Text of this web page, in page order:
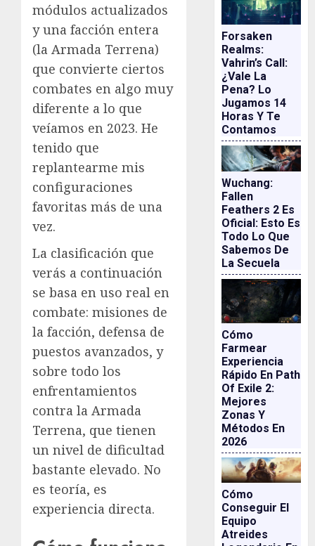
módulos actualizados
y una facción entera
(la Armada Terrena)
que convierte ciertos
combates en algo muy
diferente a lo que
veíamos en 2023. He
tenido que
replantearme mis
configuraciones
favoritas más de una
vez.
La clasificación que
verás a continuación
se basa en uso real en
combate: misiones de
la facción, defensa de
puestos avanzados, y
sobre todo los
enfrentamientos
contra la Armada
Terrena, que tienen
un nivel de dificultad
bastante elevado. No
es teoría, es
experiencia directa.
Forsaken
Realms:
Vahrin’s Call:
¿vale La
Pena? Lo
Jugamos 14
Horas Y Te
Contamos
Wuchang:
Fallen
Feathers 2 Es
Oficial: Esto Es
Todo Lo Que
Sabemos De
La Secuela
Cómo
Farmear
Experiencia
Rápido En Path
Of Exile 2:
Mejores
Zonas Y
Métodos En
2026
Cómo
Conseguir El
Equipo
Atreides